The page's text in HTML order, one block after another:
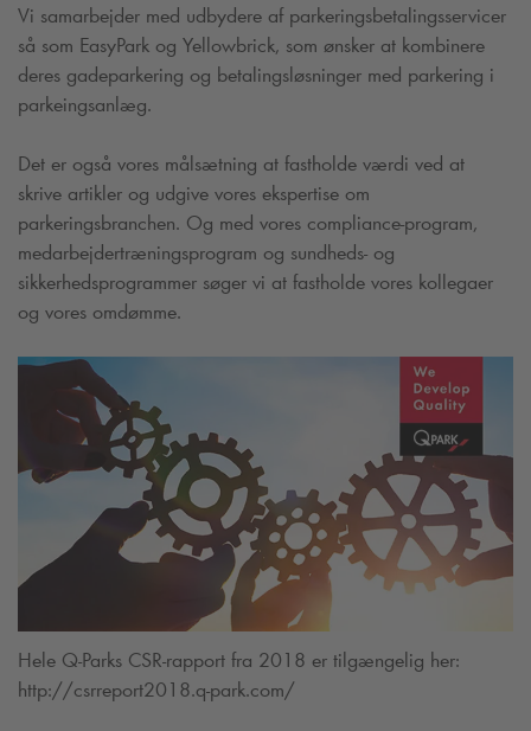
Vi samarbejder med udbydere af parkeringsbetalingsservicer
så som EasyPark og Yellowbrick, som ønsker at kombinere
deres gadeparkering og betalingsløsninger med parkering i
parkeingsanlæg.
Det er også vores målsætning at fastholde værdi ved at
skrive artikler og udgive vores ekspertise om
parkeringsbranchen. Og med vores compliance-program,
medarbejdertræningsprogram og sundheds- og
sikkerhedsprogrammer søger vi at fastholde vores kollegaer
og vores omdømme.
Hele Q-Parks CSR-rapport fra 2018 er tilgængelig her:
http://csrreport2018.q-park.com/